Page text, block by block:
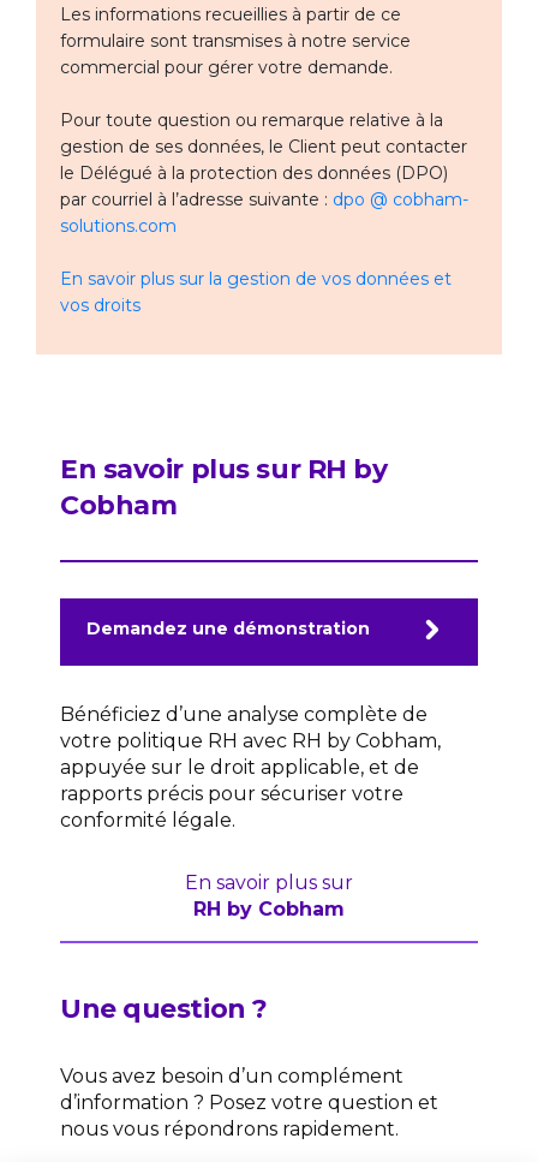
Les informations recueillies à partir de ce
formulaire sont transmises à notre service
commercial pour gérer votre demande.
Pour toute question ou remarque relative à la
gestion de ses données, le Client peut contacter
le Délégué à la protection des données (DPO)
par courriel à l’adresse suivante : dpo @ cobham-
solutions.com
En savoir plus sur la gestion de vos données et
vos droits
En savoir plus sur RH by
Cobham
Demandez une démonstration
Bénéficiez d’une analyse complète de
votre politique RH avec RH by Cobham,
appuyée sur le droit applicable, et de
rapports précis pour sécuriser votre
conformité légale.
En savoir plus sur
RH by Cobham
Une question ?
Vous avez besoin d’un complément
d’information ? Posez votre question et
nous vous répondrons rapidement.